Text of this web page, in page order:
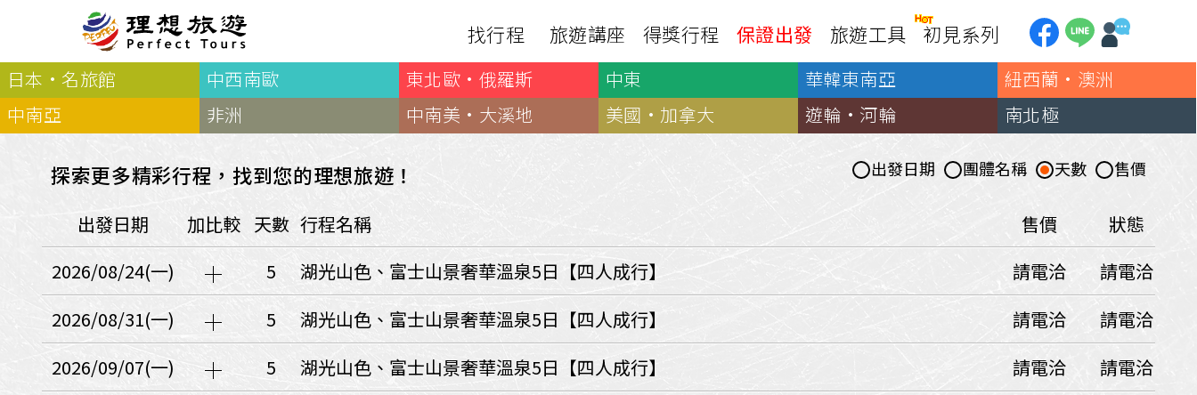
找行程
北歐
羅浮敦群島
芬蘭
瑞典 丹麥
冰島
法羅群島
格陵蘭島
東歐
１６湖國家公園
巴爾幹半島
波蘭‧波羅的海
保加利亞‧羅馬尼亞
捷克
波蘭
匈牙利
經典日本
奧入瀨溪
南紀熊野古道
廣島‧四國
北陸
日本名旅館
🍁北海道
🍁新潟‧谷川
🍁四國山陽
🍁伊豆‧演歌天后演唱會
🍁京都奈良犬山
❄️札幌雪祭
🧧山口縣
日本頂級飛鳥-花火節
非洲
中非９國
西非１８國
馬達加斯加
模里西斯
肯亞
利比亞
摩洛哥
埃及
突尼西亞
中南亞
加東賞楓
加西大環線
美西國家公園
巴西嘉年華
旅遊講座 得獎行程 保證出發 旅遊工具
服務Plus+
會員專區
優惠券回饋
量身訂做
訂單查詢付款
聯絡我們
觀光局Taiwan
表單下載
旅客服務確認單
傳真刷卡單
郵輪國外旅遊定型化契約
國內旅遊定型化契約
出國資訊
護照申辦
銀行優惠
第一銀行刷卡回饋
聯邦銀行刷卡回饋
國泰世華刷卡回饋
中國信託3期/6期
初見系列
日本·名旅館 中西南歐 東北歐·俄羅斯 中東 華韓東南亞
紐西蘭·澳洲
中南亞
非洲 中南美·大溪地 美國·加拿大 遊輪·河輪 南北極
探索更多精彩行程，找到您的理想旅遊！ 售價
天數
團體名稱
出發日期
出發日期 加比較 天數 行程名稱 售價
狀態
2026/08/24(一)
5 請電洽
湖光山色、富士山景奢華溫泉5日【四人成行】
請電洽
2026/08/31(一)
5 請電洽
湖光山色、富士山景奢華溫泉5日【四人成行】
請電洽
2026/09/07(一)
5 請電洽
湖光山色、富士山景奢華溫泉5日【四人成行】
請電洽